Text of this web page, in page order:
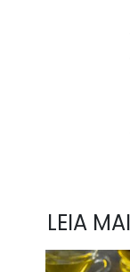
LEIA